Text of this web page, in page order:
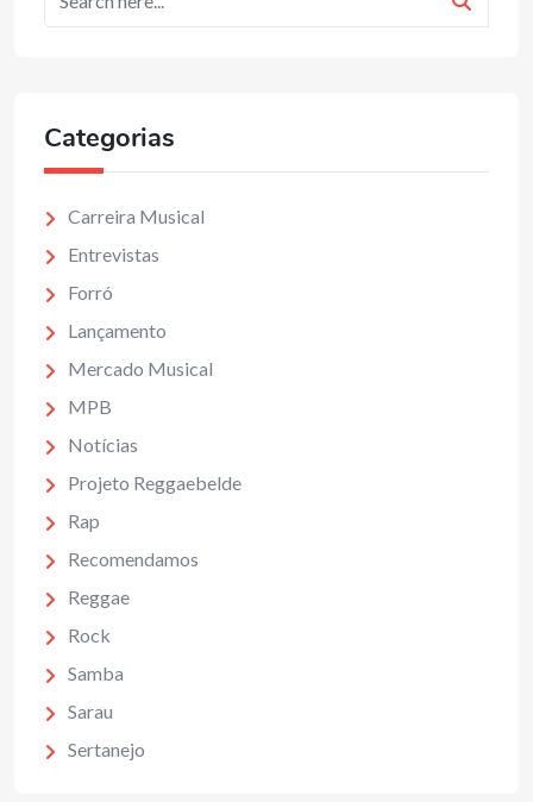
Categorias
Carreira Musical
Entrevistas
Forró
Lançamento
Mercado Musical
MPB
Notícias
Projeto Reggaebelde
Rap
Recomendamos
Reggae
Rock
Samba
Sarau
Sertanejo